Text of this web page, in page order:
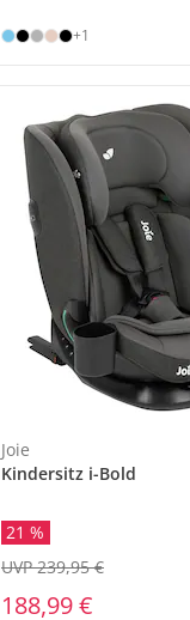
+1
Joie
Kindersitz i-Bold
21 %
188,99 €
UVP 239,95 €